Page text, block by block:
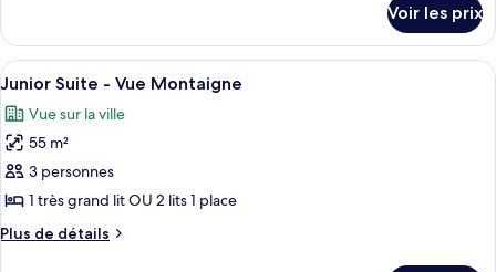
Junior
Suite
Prestige
le
type
de
Junior
Suite
Voir les prix
Afficher
toutes
les
photos
pour
ce
type
de
Une chambre d’hôtel dotée d’un
4
Junior Suite - Vue Montaigne
Vue sur la ville
55 m²
3 personnes
1 très grand lit OU 2 lits 1 place
Plus de détails
Plus